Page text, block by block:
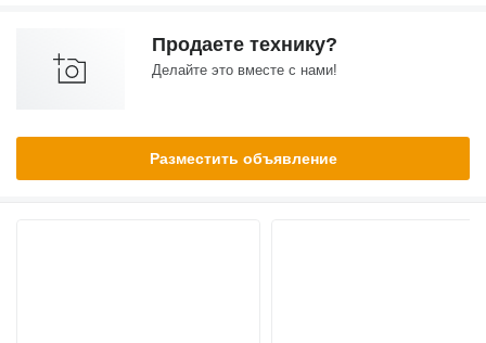
Продаете технику?
Делайте это вместе с нами!
Разместить объявление